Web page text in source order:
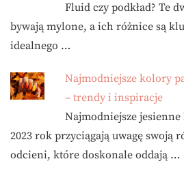
Fluid czy podkład? Te
bywają mylone, a ich różnice są
idealnego …
Najmodniejsze kolory
– trendy i inspiracje
Najmodniejsze
2023 rok przyciągają uwagę swoją
odcieni, które doskonale oddają …